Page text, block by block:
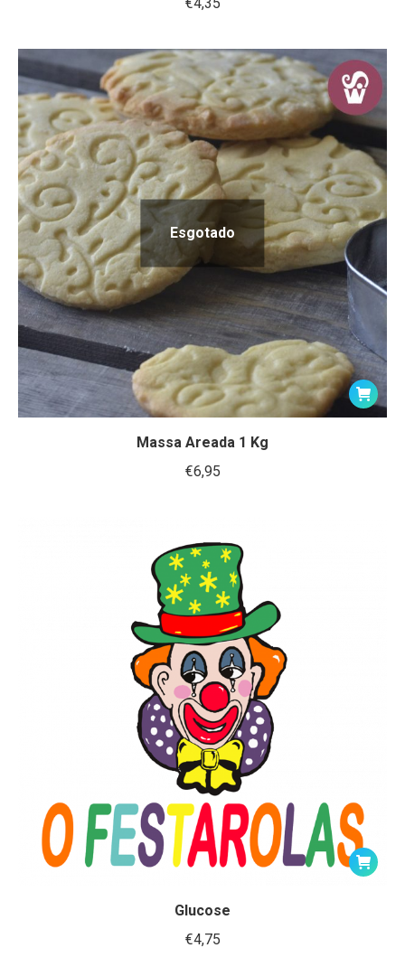
Esgotado
Massa Areada 1 Kg
€6,95
Glucose
€4,75